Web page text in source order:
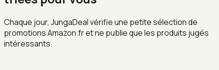
Chaque jour, JungaDeal vérifie une petite sélection de
promotions Amazon.fr et ne publie que les produits jugés
intéressants.